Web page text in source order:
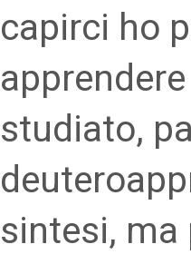
capirci ho
studiato,
sintesi, ma